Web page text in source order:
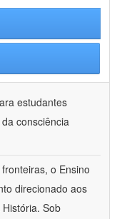
estudantes
consciência
o Ensino
direcionado aos
Sob